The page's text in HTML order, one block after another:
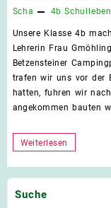
Scha 4b Schulleben
Unsere Klasse 4b
Lehrerin Frau
Betzensteiner
trafen wir uns vor der
hatten, fuhren wir
angekommen bauten
Campingausflug
Betzenstein
Weiterlesen
Suche